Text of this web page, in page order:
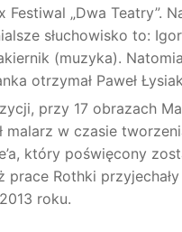
Festiwal „Dwa Teatry”.
słuchowisko to:
(muzyka).
otrzymał Paweł
przy 17 obrazach
malarz w czasie
który poświęcony
prace Rothki
roku.